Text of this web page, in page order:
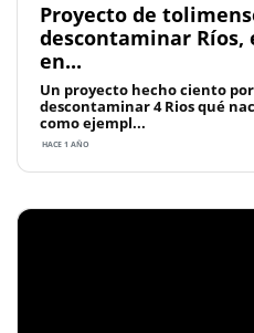
Proyecto de
descontaminar Ríos,
en...
Un proyecto hecho ciento
descontaminar 4 Rios qué
como ejempl...
HACE 1 AÑO